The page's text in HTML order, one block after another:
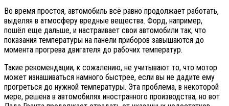
Во время простоя, автомобиль всё равно продолжает работать,
выделяя в атмосферу вредные вещества. Форд, например,
пошёл еще дальше, и настраивает свои автомобили так, что
показания температуры на панели приборов завышаются до
момента прогрева двигателя до рабочих температур.
Такие рекомендации, к сожалению, не учитывают то, что мотор
может изнашиваться намного быстрее, если вы не дадите ему
прогреться до нужной температуры. Эта проблема, в некоторой
мере, решена в автомобилях иностранного производства, но вот